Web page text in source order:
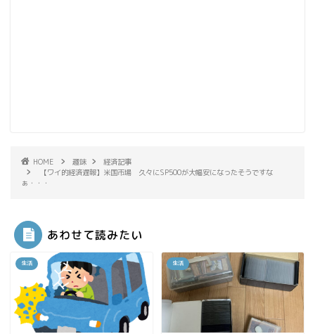
HOME 趣味
経済記事
【ワイ的経済遅報】米国市場 久々にSP500が大幅安になったそうですな
ぁ・・・
あわせて読みたい
生活 生活